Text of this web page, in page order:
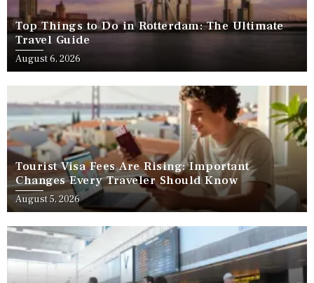
Top Things to Do in Rotterdam: The Ultimate
Travel Guide
August 6, 2026
Tourist Visa Fees Are Rising: Important
Changes Every Traveler Should Know
August 5, 2026